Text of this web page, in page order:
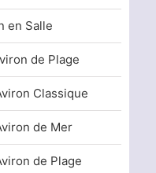
en Salle
de Plage
Classique
de Mer
de Plage